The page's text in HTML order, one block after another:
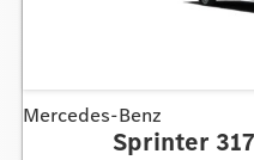
Mercedes-Benz
Sprinter